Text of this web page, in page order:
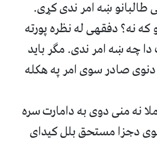
ښه امر ندی کړی.
که نه؟ دفقهی له نظره پورته
چه ښه امر ندی. مګر باید
صادر سوی امر په هکله
نه منی دوی به دامارت سره
دجزا مستحق بلل کیدای